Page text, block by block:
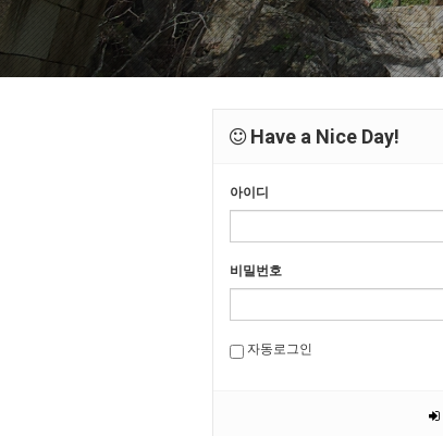
Have a Nice Day!
아이디
비밀번호
자동로그인